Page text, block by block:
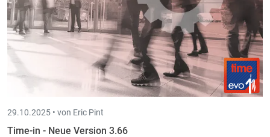
29.10.2025 • von Eric Pint
Time-in - Neue Version 3.66